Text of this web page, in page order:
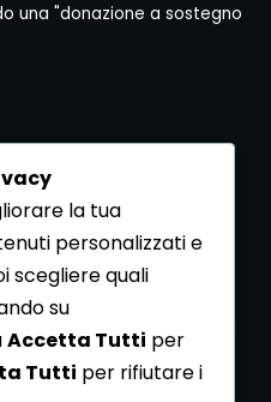
una "donazione a sostegno
di archeologia realizzata
iscriviti alla nostra
la tua
personalizzati e
scegliere quali
su
Accetta Tutti per
Tutti per rifiutare i